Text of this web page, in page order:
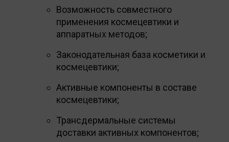
Возможность совместного
применения космецевтики и
аппаратных методов;
Законодательная база косметики и
космецевтики;
Активные компоненты в составе
космецевтики;
Трансдермальные системы
доставки активных компонентов;